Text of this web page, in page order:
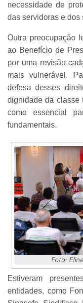
necessidade de
das servidoras e dos
Outra preocupação
ao Benefício de
por uma revisão
mais vulnerável.
defesa desses
dignidade da classe
como essencial
fundamentais.
Foto:
Estiveram
entidades, como